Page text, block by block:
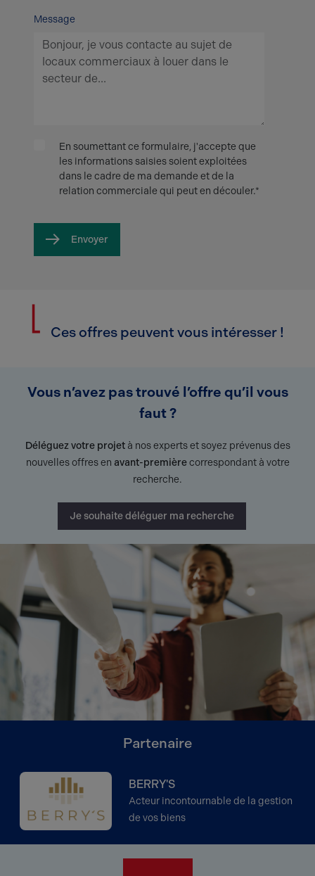
Message
En soumettant ce formulaire, j'accepte que
les informations saisies soient exploitées
dans le cadre de ma demande et de la
relation commerciale qui peut en découler.*
Envoyer
Ces offres peuvent vous intéresser !
Vous n’avez pas trouvé l’offre qu’il vous
faut ?
Déléguez votre projetà nos experts et soyez prévenus des
nouvelles offres en avant-premièrecorrespondant à votre
recherche.
Je souhaite déléguer ma recherche
Partenaire
BERRY'S
Acteur incontournable de la gestion
de vos biens